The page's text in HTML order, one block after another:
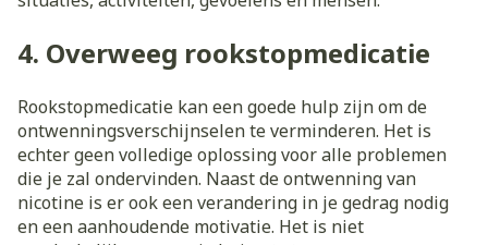
4. Overweeg rookstopmedicatie
Rookstopmedicatie kan een goede hulp zijn om de
ontwenningsverschijnselen te verminderen. Het is
echter geen volledige oplossing voor alle problemen
die je zal ondervinden. Naast de ontwenning van
nicotine is er ook een verandering in je gedrag nodig
en een aanhoudende motivatie. Het is niet